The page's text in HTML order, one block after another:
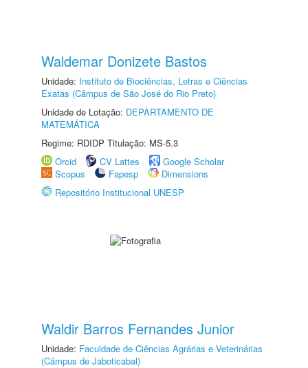
Waldemar Donizete Bastos
Unidade: Instituto de Biociências, Letras e Ciências
Exatas (Câmpus de São José do Rio Preto)
Unidade de Lotação: DEPARTAMENTO DE
MATEMÁTICA
Regime: RDIDP Titulação: MS-5.3
Orcid
CV Lattes
Google Scholar
Scopus
Fapesp
Dimensions
Repositório Institucional UNESP
Waldir Barros Fernandes Junior
Unidade: Faculdade de Ciências Agrárias e Veterinárias
(Câmpus de Jaboticabal)